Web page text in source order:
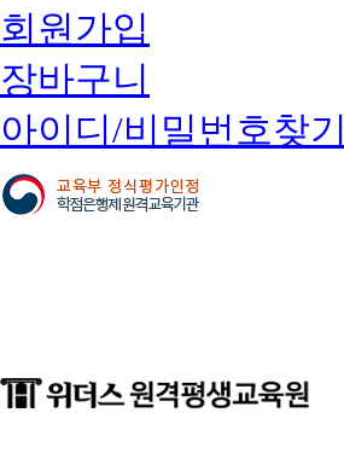
회원가입
장바구니
아이디/비밀번호찾기